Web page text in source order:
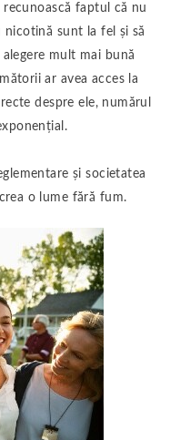
faptul că nu
sunt la fel și să
mult mai bună
ar avea acces la
despre ele, numărul
și societatea
o lume fără fum.